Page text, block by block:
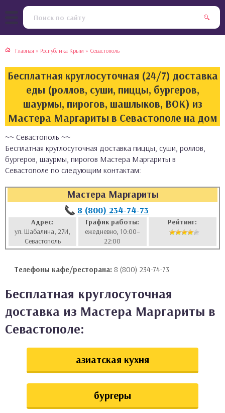
Главная » Республика Крым » Севастополь
Бесплатная круглосуточная (24/7) доставка
еды (роллов, суши, пиццы, бургеров,
шаурмы, пирогов, шашлыков, ВОК) из
Мастера Маргариты в Севастополе на дом
~~ Севастополь ~~
Бесплатная круглосуточная доставка пиццы, суши, роллов,
бургеров, шаурмы, пирогов Мастера Маргариты в
Севастополе по следующим контактам:
Мастера Маргариты
8 (800) 234-74-73
Адрес:
ул. Шабалина, 27И,
Севастополь
График работы:
ежедневно, 10:00–
22:00
Рейтинг:
Телефоны кафе/ресторана: 8 (800) 234-74-73
Бесплатная круглосуточная
доставка из Мастера Маргариты в
Севастополе:
азиатская кухня
бургеры
кухня
кухня
кухня
кухня
булочки